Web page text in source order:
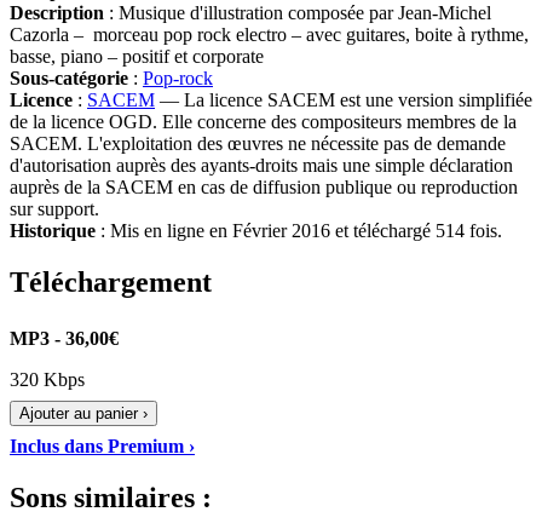
Description : Musique d'illustration composée par Jean-Michel
Cazorla – morceau pop rock electro – avec guitares, boite à rythme,
basse, piano – positif et corporate
Sous-catégorie : Pop-rock
Licence : SACEM — La licence SACEM est une version simplifiée
de la licence OGD. Elle concerne des compositeurs membres de la
SACEM. L'exploitation des œuvres ne nécessite pas de demande
d'autorisation auprès des ayants-droits mais une simple déclaration
auprès de la SACEM en cas de diffusion publique ou reproduction
sur support.
Historique : Mis en ligne en Février 2016 et téléchargé 514 fois.
Téléchargement
MP3 - 36,00€
320 Kbps
Ajouter au panier ›
Inclus dans Premium ›
Sons similaires :